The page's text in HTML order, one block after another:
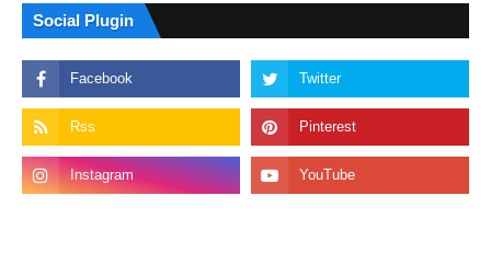
Social Plugin